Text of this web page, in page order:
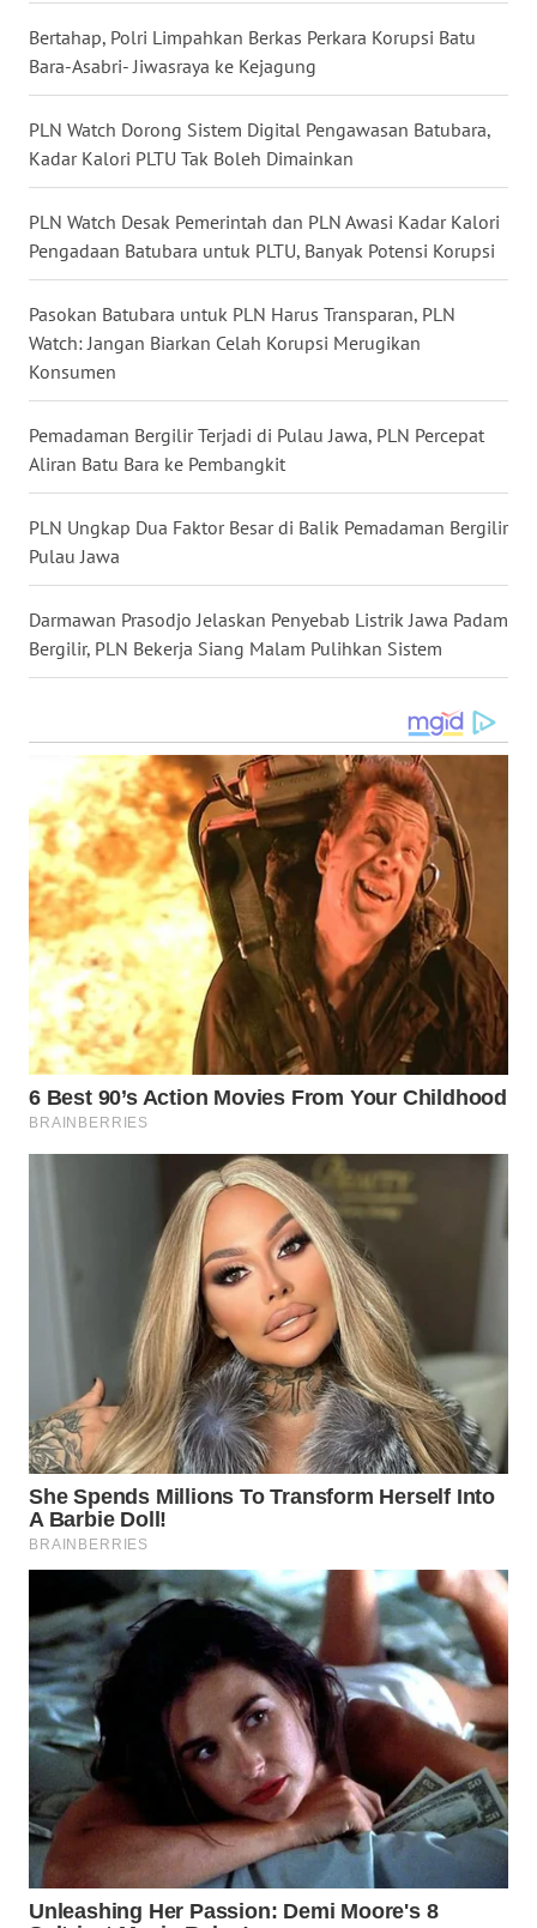
Bertahap, Polri Limpahkan Berkas Perkara Korupsi Batu
Bara-Asabri- Jiwasraya ke Kejagung
PLN Watch Dorong Sistem Digital Pengawasan Batubara,
Kadar Kalori PLTU Tak Boleh Dimainkan
PLN Watch Desak Pemerintah dan PLN Awasi Kadar Kalori
Pengadaan Batubara untuk PLTU, Banyak Potensi Korupsi
Pasokan Batubara untuk PLN Harus Transparan, PLN
Watch: Jangan Biarkan Celah Korupsi Merugikan
Konsumen
Pemadaman Bergilir Terjadi di Pulau Jawa, PLN Percepat
Aliran Batu Bara ke Pembangkit
PLN Ungkap Dua Faktor Besar di Balik Pemadaman Bergilir
Pulau Jawa
Darmawan Prasodjo Jelaskan Penyebab Listrik Jawa Padam
Bergilir, PLN Bekerja Siang Malam Pulihkan Sistem
NUSANTARA
JOGJA
WN
JATIM
WN
BALI
WN
KALBAR
WN
WN
WN
KALSEL
KALTIM
WN
SULSEL
WN
GORONTALO
WN
SULUT
WN
MALUKU
DANAU
TOBA
WN
NIAS
WN
LANGKAT
WN
TAPANULI
SELATAN
WN
TANJUNG
LESUNG
WN
KARO